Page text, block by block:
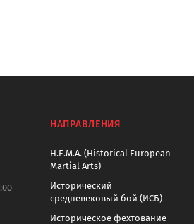
НАПРАВЛЕНИЯ
H.E.M.A. (Historical European
Martial Arts)
Исторический
средневековый бой (ИСБ)
Историческое фехтование